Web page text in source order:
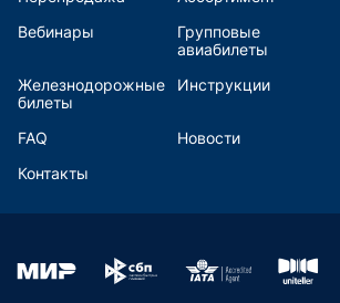
Вебинары
Групповые
авиабилеты
Железнодорожные
билеты
Инструкции
FAQ
Новости
Контакты